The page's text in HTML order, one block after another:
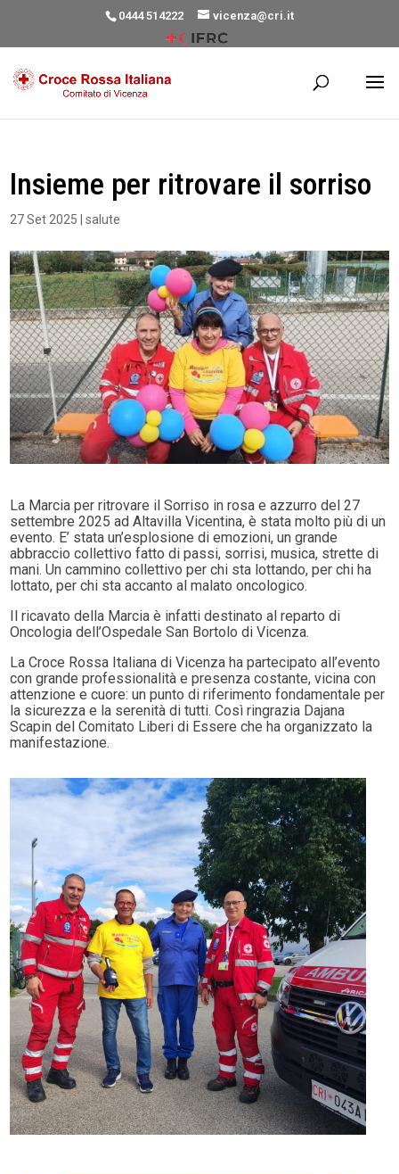
0444 514222 vicenza@cri.it
Insieme per ritrovare il sorriso
27 Set 2025 |salute
La Marcia per ritrovare il Sorriso in rosa e azzurro del 27
settembre 2025 ad Altavilla Vicentina, è stata molto più di un
evento. E’ stata un’esplosione di emozioni, un grande
abbraccio collettivo fatto di passi, sorrisi, musica, strette di
mani. Un cammino collettivo per chi sta lottando, per chi ha
lottato, per chi sta accanto al malato oncologico.
Il ricavato della Marcia è infatti destinato al reparto di
Oncologia dell’Ospedale San Bortolo di Vicenza.
La Croce Rossa Italiana di Vicenza ha partecipato all’evento
con grande professionalità e presenza costante, vicina con
attenzione e cuore: un punto di riferimento fondamentale per
la sicurezza e la serenità di tutti. Così ringrazia Dajana
Scapin del Comitato Liberi di Essere che ha organizzato la
manifestazione.